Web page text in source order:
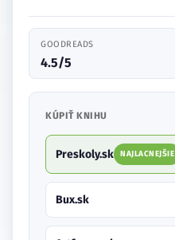
GOODREADS
4.5/5
KÚPIŤ KNIHU
Preskoly.sk NAJLACNEJŠIE
Bux.sk